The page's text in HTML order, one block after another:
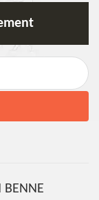
BENNE